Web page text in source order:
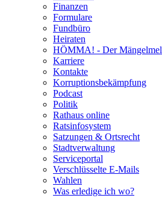
Finanzen
Formulare
Fundbüro
Heiraten
HÖMMA! - Der
Karriere
Kontakte
Korruptionsbekämpfung
Podcast
Politik
Rathaus online
Ratsinfosystem
Satzungen & Ortsrecht
Stadtverwaltung
Serviceportal
Verschlüsselte E-Mails
Wahlen
Was erledige ich wo?